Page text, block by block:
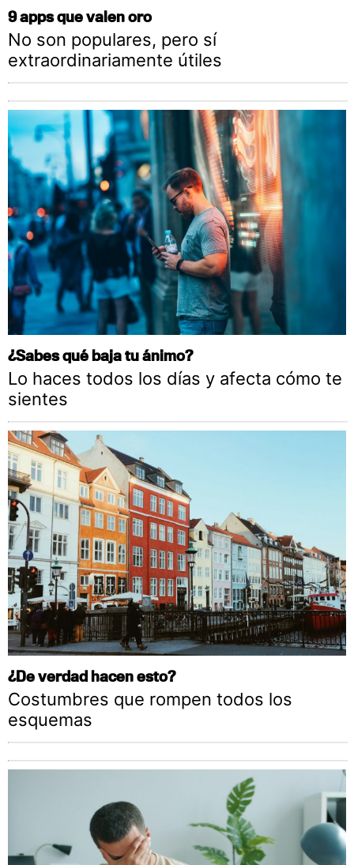
9 apps que valen oro
No son populares, pero sí
extraordinariamente útiles
¿Sabes qué baja tu ánimo?
Lo haces todos los días y afecta cómo te
sientes
¿De verdad hacen esto?
Costumbres que rompen todos los
esquemas